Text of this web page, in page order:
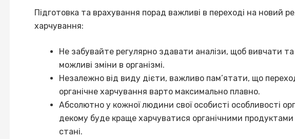
Підготовка та врахування порад важливі в переході на новий
харчування:
Не забувайте регулярно здавати аналізи, щоб вивчати
можливі зміни в організмі.
Незалежно від виду дієти, важливо пам’ятати, що
органічне харчування варто максимально плавно.
Абсолютно у кожної людини свої особисті особливості
декому буде краще харчуватися органічними
стані.